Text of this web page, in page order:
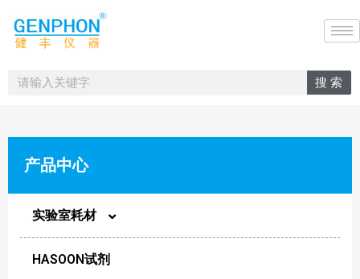
搜 索
产品中心
实验室耗材
圆片膜
HASOON试剂